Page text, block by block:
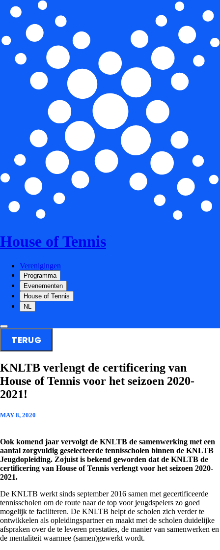
House of Tennis
Verenigingen
Programma
Evenementen
House of Tennis
NL
TERUG
KNLTB verlengt de certificering van
House of Tennis voor het seizoen 2020-
2021!
MAY 8, 2020
Ook komend jaar vervolgt de KNLTB de samenwerking met een
aantal zorgvuldig geselecteerde tennisscholen binnen de KNLTB
Jeugdopleiding. Zojuist is bekend geworden dat de KNLTB de
certificering van House of Tennis verlengt voor het seizoen 2020-
2021.
De KNLTB werkt sinds september 2016 samen met gecertificeerde
tennisscholen om de route naar de top voor jeugdspelers zo goed
mogelijk te faciliteren. De KNLTB helpt de scholen zich verder te
ontwikkelen als opleidingspartner en maakt met de scholen duidelijke
afspraken over de te leveren prestaties, de manier van samenwerken en
de mentaliteit waarmee (samen)gewerkt wordt.